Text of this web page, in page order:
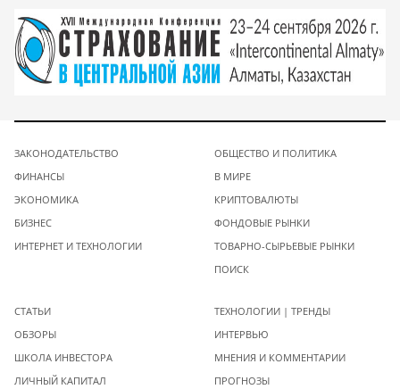
ЗАКОНОДАТЕЛЬСТВО
ФИНАНСЫ
ЭКОНОМИКА
БИЗНЕС
ИНТЕРНЕТ И ТЕХНОЛОГИИ
ОБЩЕСТВО И ПОЛИТИКА
В МИРЕ
КРИПТОВАЛЮТЫ
ФОНДОВЫЕ РЫНКИ
ТОВАРНО-СЫРЬЕВЫЕ РЫНКИ
ПОИСК
СТАТЬИ
ОБЗОРЫ
ШКОЛА ИНВЕСТОРА
ЛИЧНЫЙ КАПИТАЛ
ТЕХНОЛОГИИ | ТРЕНДЫ
ИНТЕРВЬЮ
МНЕНИЯ И КОММЕНТАРИИ
ПРОГНОЗЫ